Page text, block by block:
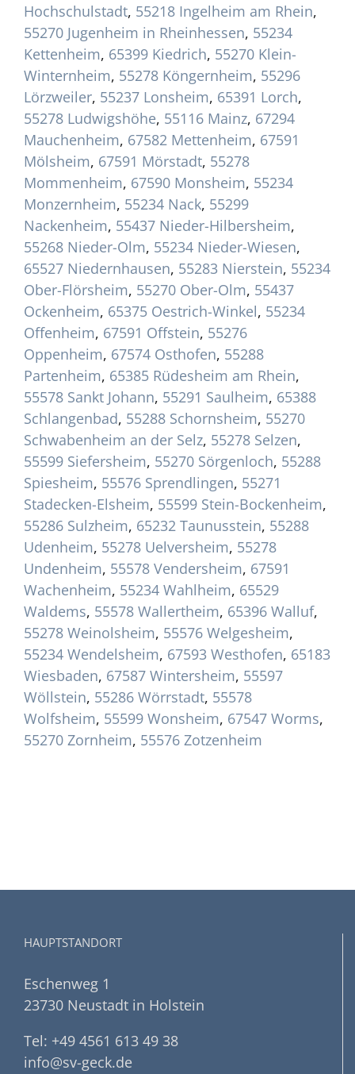
Hochschulstadt, 55218 Ingelheim am Rhein,
55270 Jugenheim in Rheinhessen, 55234
Kettenheim, 65399 Kiedrich, 55270 Klein-
Winternheim, 55278 Köngernheim, 55296
Lörzweiler, 55237 Lonsheim, 65391 Lorch,
55278 Ludwigshöhe, 55116 Mainz, 67294
Mauchenheim, 67582 Mettenheim, 67591
Mölsheim, 67591 Mörstadt, 55278
Mommenheim, 67590 Monsheim, 55234
Monzernheim, 55234 Nack, 55299
Nackenheim, 55437 Nieder-Hilbersheim,
55268 Nieder-Olm, 55234 Nieder-Wiesen,
65527 Niedernhausen, 55283 Nierstein, 55234
Ober-Flörsheim, 55270 Ober-Olm, 55437
Ockenheim, 65375 Oestrich-Winkel, 55234
Offenheim, 67591 Offstein, 55276
Oppenheim, 67574 Osthofen, 55288
Partenheim, 65385 Rüdesheim am Rhein,
55578 Sankt Johann, 55291 Saulheim, 65388
Schlangenbad, 55288 Schornsheim, 55270
Schwabenheim an der Selz, 55278 Selzen,
55599 Siefersheim, 55270 Sörgenloch, 55288
Spiesheim, 55576 Sprendlingen, 55271
Stadecken-Elsheim, 55599 Stein-Bockenheim,
55286 Sulzheim, 65232 Taunusstein, 55288
Udenheim, 55278 Uelversheim, 55278
Undenheim, 55578 Vendersheim, 67591
Wachenheim, 55234 Wahlheim, 65529
Waldems, 55578 Wallertheim, 65396 Walluf,
55278 Weinolsheim, 55576 Welgesheim,
55234 Wendelsheim, 67593 Westhofen, 65183
Wiesbaden, 67587 Wintersheim, 55597
Wöllstein, 55286 Wörrstadt, 55578
Wolfsheim, 55599 Wonsheim, 67547 Worms,
55270 Zornheim, 55576 Zotzenheim
HAUPTSTANDORT
Eschenweg 1
23730 Neustadt in Holstein
Tel: +49 4561 613 49 38
info@sv-geck.de